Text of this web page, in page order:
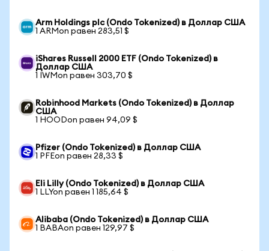
Arm Holdings plc (Ondo Tokenized) в Доллар США
1 ARMon равен 283,51 $
iShares Russell 2000 ETF (Ondo Tokenized) в
Доллар США
1 IWMon равен 303,70 $
Robinhood Markets (Ondo Tokenized) в Доллар
США
1 HOODon равен 94,09 $
Pfizer (Ondo Tokenized) в Доллар США
1 PFEon равен 28,33 $
Eli Lilly (Ondo Tokenized) в Доллар США
1 LLYon равен 1 185,64 $
Alibaba (Ondo Tokenized) в Доллар США
1 BABAon равен 129,97 $